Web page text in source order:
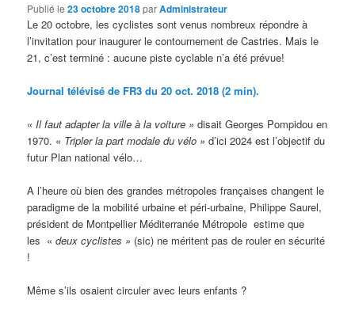
Publié le23 octobre 2018parAdministrateur
Le 20 octobre, les cyclistes sont venus nombreux répondre à
l’invitation pour inaugurer le contournement de Castries. Mais le
21, c’est terminé : aucune piste cyclable n’a été prévue!
Journal télévisé de FR3 du 20 oct. 2018 (2 min).
« Il faut adapter la ville à la voiture » disait Georges Pompidou en
1970. « Tripler la part modale du vélo » d’ici 2024 est l’objectif du
futur Plan national vélo…
A l’heure où bien des grandes métropoles françaises changent le
paradigme de la mobilité urbaine et péri-urbaine, Philippe Saurel,
président de Montpellier Méditerranée Métropole estime que
les «deux cyclistes » (sic) ne méritent pas de rouler en sécurité
!
Même s’ils osaient circuler avec leurs enfants ?